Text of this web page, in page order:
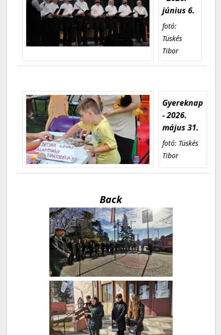
június 6.
fotó:
Tüskés
Tibor
Gyereknap
- 2026.
május 31.
fotó: Tüskés
Tibor
Back